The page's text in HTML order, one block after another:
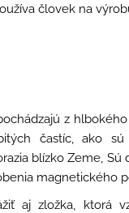
človek na
z
častíc, ako
blízko Zeme,
magnetického
aj zložka, ktorá